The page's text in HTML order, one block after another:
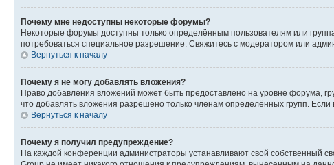
Почему мне недоступны некоторые форумы?
Некоторые форумы доступны только определённым пользователям или
потребоваться специальное разрешение. Свяжитесь с модератором или
Вернуться к началу
Почему я не могу добавлять вложения?
Право добавления вложений может быть предоставлено на уровне форума,
что добавлять вложения разрешено только членам определённых групп.
Вернуться к началу
Почему я получил предупреждение?
На каждой конференции администраторы устанавливают свой собственный